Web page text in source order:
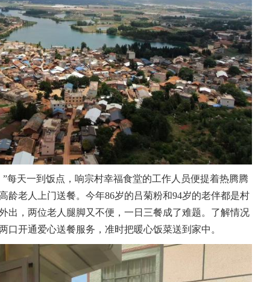
天一到饭点，响宗村幸福食堂的工作人员便提着热腾腾
龄老人上门送餐。今年86岁的吕菊粉和94岁的老伴都是村
出，两位老人腿脚又不便，一日三餐成了难题。了解情况
口开通爱心送餐服务，准时把暖心饭菜送到家中。